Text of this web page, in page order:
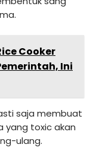
Cooker
Ini
saja membuat
yang toxic akan
ulang.